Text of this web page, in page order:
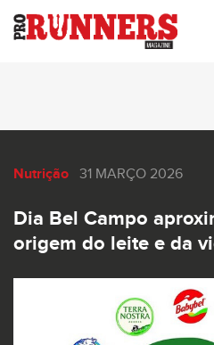
Nutrição 31 MARÇO 2026
Dia Bel Campo
origem do leite e da